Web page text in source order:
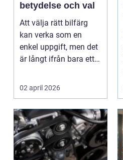
betydelse och val
Att välja rätt bilfärg
kan verka som en
enkel uppgift, men det
är långt ifrån bara ett
02 april 2026